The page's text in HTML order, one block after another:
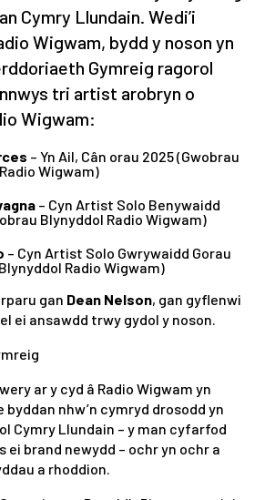
Cymry Llundain. Wedi’i
Wigwam, bydd y noson yn
Gymreig ragorol
tri artist arobryn o
Wigwam:
– Yn Ail, Cân orau 2025 (Gwobrau
Wigwam)
– Cyn Artist Solo Benywaidd
Blynyddol Radio Wigwam)
– Cyn Artist Solo Gwrywaidd Gorau
Radio Wigwam)
gan Dean Nelson, gan gyflenwi
ei ansawdd trwy gydol y noson.
ar y cyd â Radio Wigwam yn
byddan nhw’n cymryd drosodd yn
Cymry Llundain – y man cyfarfod
ei brand newydd – ochr yn ochr a
a rhoddion.